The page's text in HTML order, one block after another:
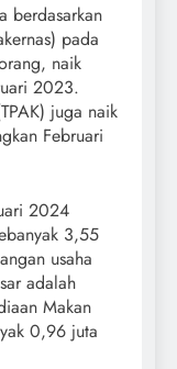
berdasarkan
pada
naik
2023.
juga naik
Februari
2024
3,55
usaha
adalah
Makan
0,96 juta